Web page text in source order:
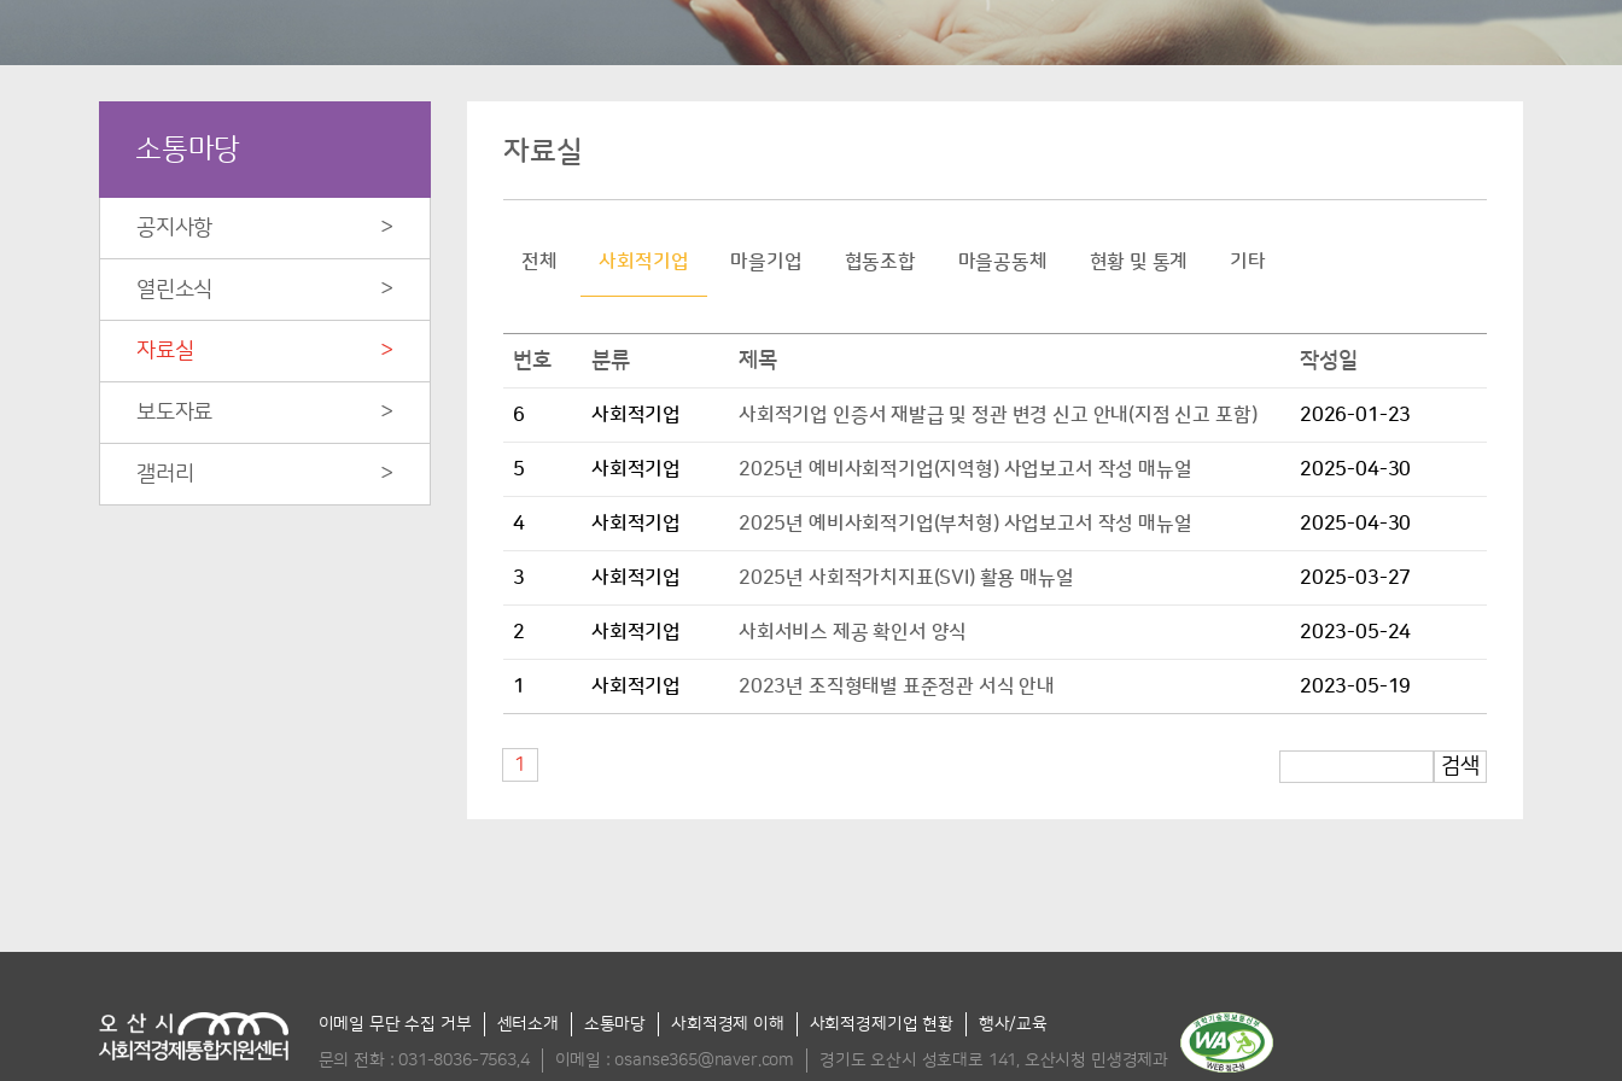
소통마당
공지사항 >
열린소식 >
자료실 >
보도자료 >
갤러리 >
자료실
전체 사회적기업 마을기업 협동조합 마을공동체 현황 및 통계 기타
번호 분류 제목 작성일
6 사회적기업 사회적기업 인증서 재발급 및 정관 변경 신고 안내(지점 신고 포함) 2026-01-23
5 사회적기업 2025년 예비사회적기업(지역형) 사업보고서 작성 매뉴얼 2025-04-30
4 사회적기업 2025년 예비사회적기업(부처형) 사업보고서 작성 매뉴얼 2025-04-30
3 사회적기업 2025년 사회적가치지표(SVI) 활용 매뉴얼 2025-03-27
2 사회적기업 사회서비스 제공 확인서 양식 2023-05-24
1 사회적기업 2023년 조직형태별 표준정관 서식 안내 2023-05-19
1 검색
이메일 무단 수집 거부 센터소개 소통마당 사회적경제 이해 사회적경제기업 현황
행사/교육
문의 전화 : 031-8036-7563,4 이메일 : osanse365@naver.com 경기도 오산시 성호대로 141, 오산시청 민생경제과